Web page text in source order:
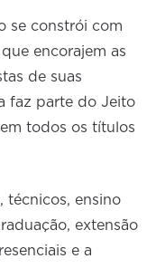
se constrói com
encorajem as
de suas
faz parte do Jeito
todos os títulos
técnicos, ensino
extensão
e a